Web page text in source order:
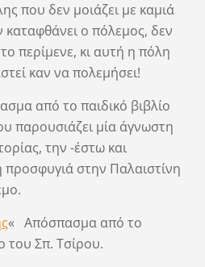
που δεν μοιάζει με καμιά
καταφθάνει ο πόλεμος, δεν
περίμενε, κι αυτή η πόλη
καν να πολεμήσει!
από το παιδικό βιβλίο
παρουσιάζει μία άγνωστη
την -έστω και
προσφυγιά στην Παλαιστίνη
« Απόσπασμα από το
του Σπ. Τσίρου.